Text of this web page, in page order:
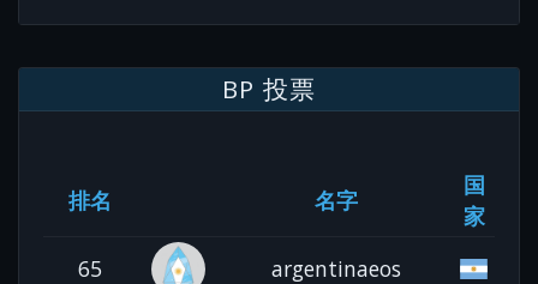
BP 投票
排名 名字
国
家
65
argentinaeos